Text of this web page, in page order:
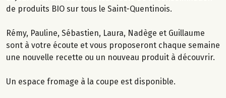
de produits BIO sur tous le Saint-Quentinois.
Rémy, Pauline, Sébastien, Laura, Nadège et Guillaume
sont à votre écoute et vous proposeront chaque semaine
une nouvelle recette ou un nouveau produit à découvrir.
Un espace fromage à la coupe est disponible.